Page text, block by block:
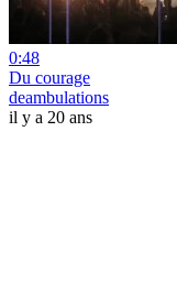
0:48
Du courage
deambulations
il y a 20 ans